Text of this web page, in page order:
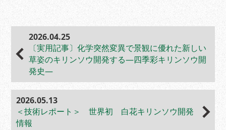
2026.04.25
〔実用記事〕化学突然変異で景観に優れた新しい
草姿のキリンソウ開発する―四季彩キリンソウ開
発史―
2026.05.13
＜技術レポート＞ 世界初 白花キリンソウ開発
情報